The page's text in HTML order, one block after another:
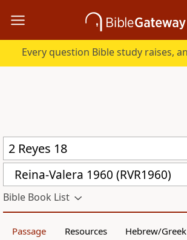
Reina-Valera 1960 (RVR1960)
Bible Book List
Passage Resources Hebrew/Greek